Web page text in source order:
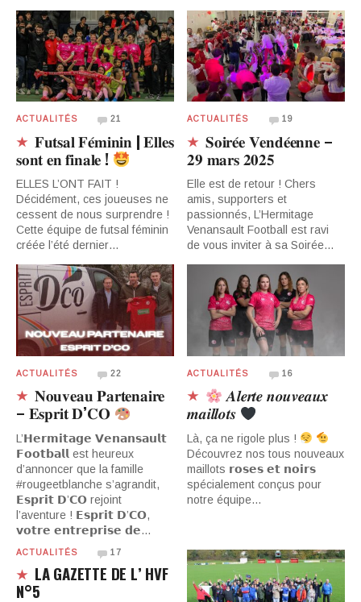
ACTUALITÉS 21
𝐅𝐮𝐭𝐬𝐚𝐥 𝐅𝐞́𝐦𝐢𝐧𝐢𝐧 | 𝐄𝐥𝐥𝐞𝐬
𝐬𝐨𝐧𝐭 𝐞𝐧 𝐟𝐢𝐧𝐚𝐥𝐞 !
ELLES L’ONT FAIT !
Décidément, ces joueuses ne
cessent de nous surprendre !
Cette équipe de futsal féminin
créée l’été dernier…
ACTUALITÉS 19
𝐒𝐨𝐢𝐫𝐞́𝐞 𝐕𝐞𝐧𝐝𝐞́𝐞𝐧𝐧𝐞 –
𝟐𝟗 𝐦𝐚𝐫𝐬 𝟐𝟎𝟐𝟓
Elle est de retour ! Chers
amis, supporters et
passionnés, L’Hermitage
Venansault Football est ravi
de vous inviter à sa Soirée…
ACTUALITÉS 22
𝐍𝐨𝐮𝐯𝐞𝐚𝐮 𝐏𝐚𝐫𝐭𝐞𝐧𝐚𝐢𝐫𝐞
– 𝐄𝐬𝐩𝐫𝐢𝐭 𝐃’𝐂𝐎
L’𝗛𝗲𝗿𝗺𝗶𝘁𝗮𝗴𝗲 𝗩𝗲𝗻𝗮𝗻𝘀𝗮𝘂𝗹𝘁
𝗙𝗼𝗼𝘁𝗯𝗮𝗹𝗹 est heureux
d’annoncer que la famille
#rougeetblanche s’agrandit,
𝗘𝘀𝗽𝗿𝗶𝘁 𝗗’𝗖𝗢 rejoint
l’aventure ! 𝗘𝘀𝗽𝗿𝗶𝘁 𝗗’𝗖𝗢,
𝘃𝗼𝘁𝗿𝗲 𝗲𝗻𝘁𝗿𝗲𝗽𝗿𝗶𝘀𝗲 𝗱𝗲…
ACTUALITÉS 16
𝑨𝒍𝒆𝒓𝒕𝒆 𝒏𝒐𝒖𝒗𝒆𝒂𝒖𝒙
𝒎𝒂𝒊𝒍𝒍𝒐𝒕𝒔
Là, ça ne rigole plus !
Découvrez nos tous nouveaux
maillots 𝗿𝗼𝘀𝗲𝘀 𝗲𝘁 𝗻𝗼𝗶𝗿𝘀
spécialement conçus pour
notre équipe…
ACTUALITÉS 17
LA GAZETTE DE L’ HVF
N°5